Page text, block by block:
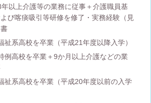
年以上介護等の業務に従事＋介護職員基
び喀痰吸引等研修を修了・実務経験（見
祉系高校を卒業（平成21年度以降入学）
例高校を卒業＋9か月以上介護などの業
祉系高校を卒業（平成20年度以前の入学